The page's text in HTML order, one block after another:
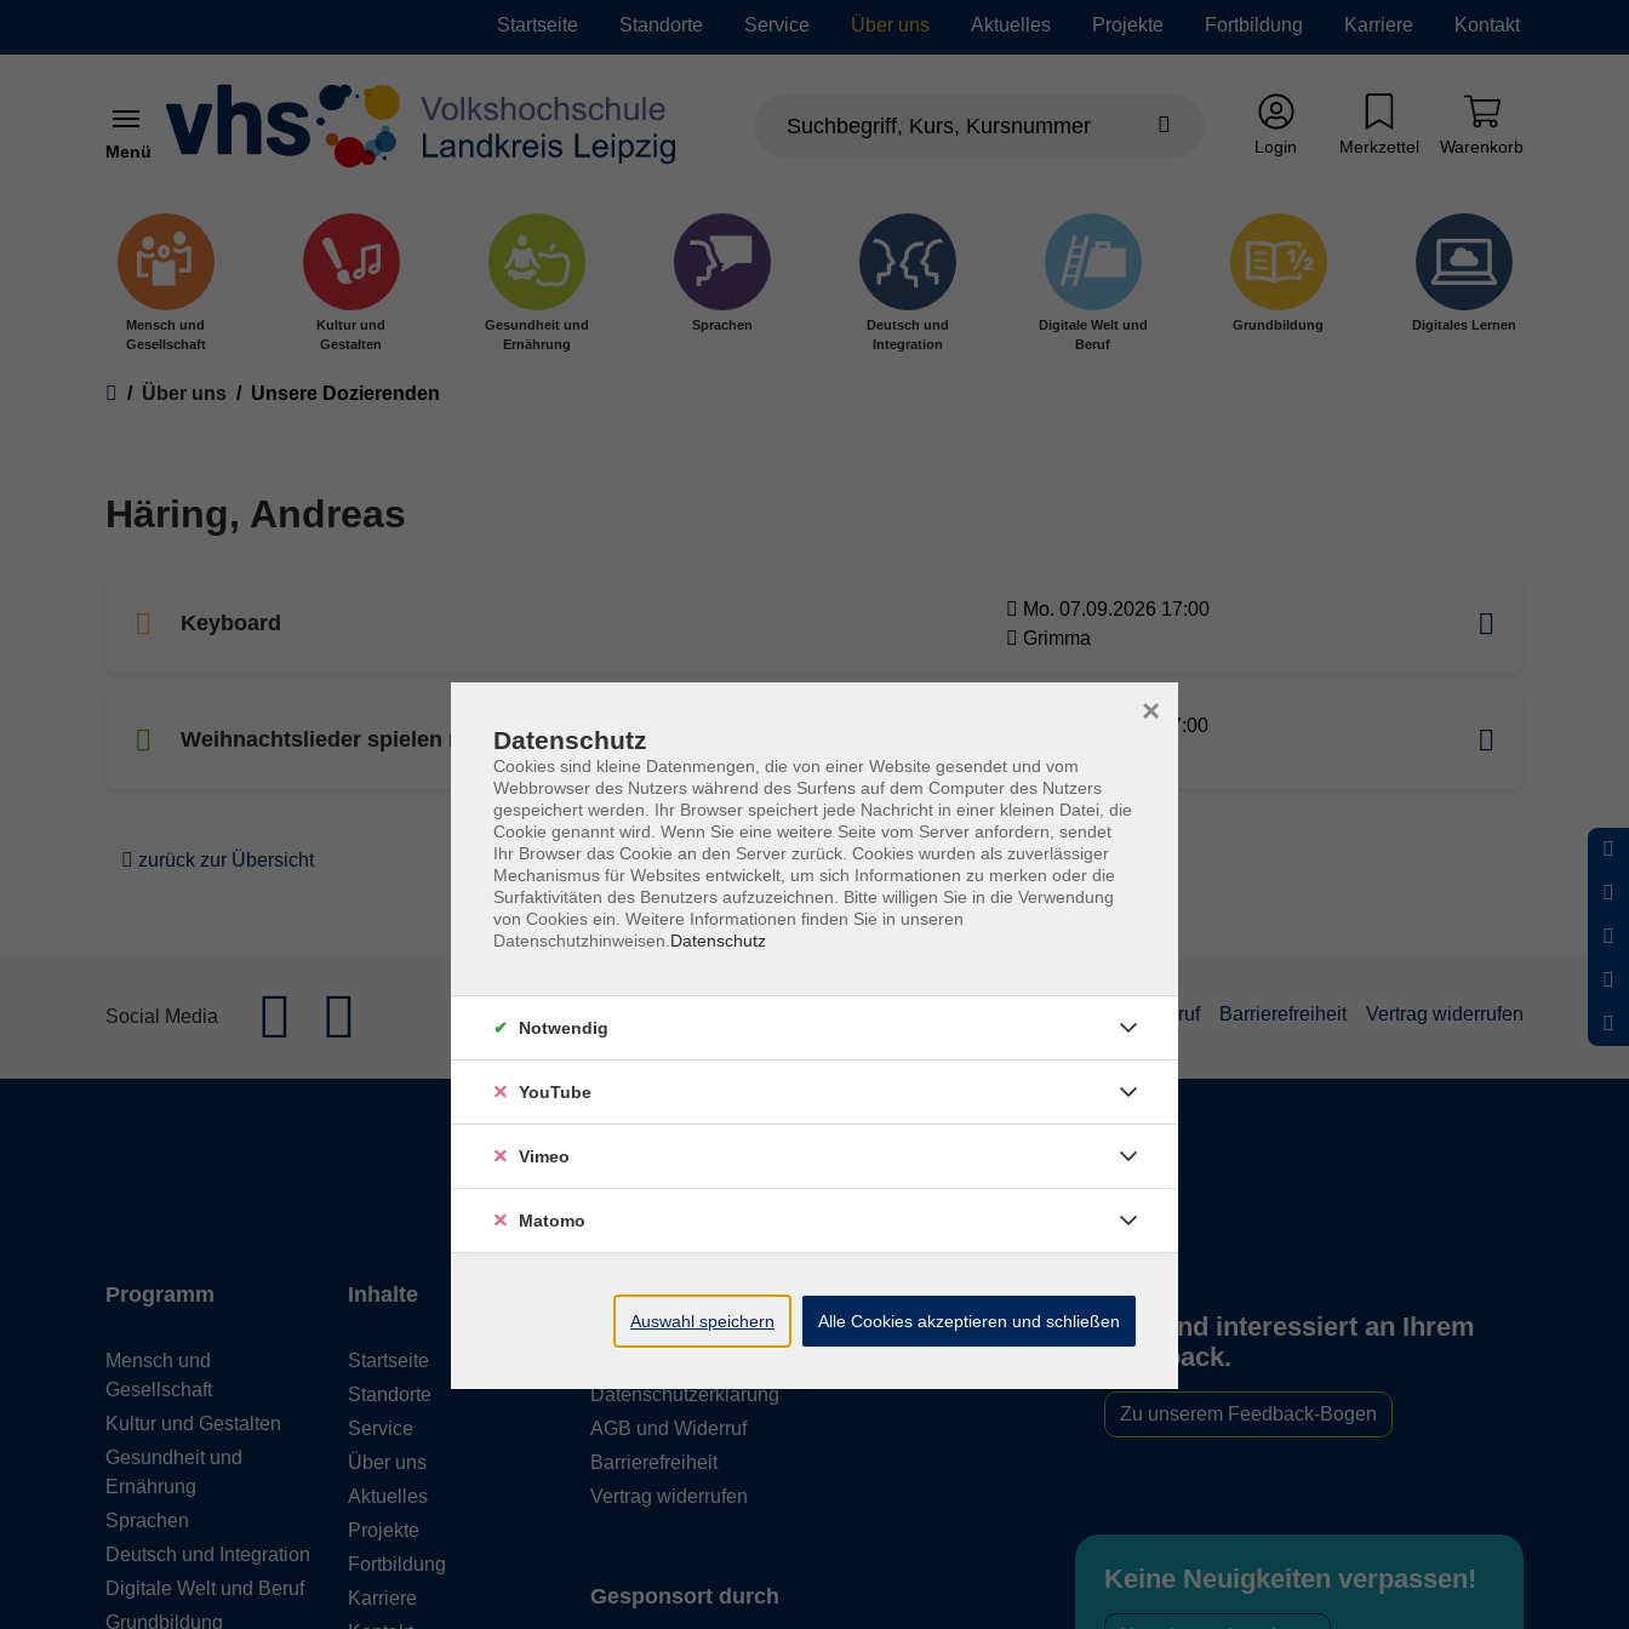
Startseite Standorte Service Über uns Aktuelles Projekte Fortbildung Karriere Kontakt
Menü Login Merkzettel Warenkorb
Mensch und
Gesellschaft
Kultur und
Gestalten
Gesundheit und
Ernährung
Sprachen
Deutsch und
Integration
Digitale Welt und
Beruf
Grundbildung Digitales Lernen
Sie sind hier:
Über uns Unsere Dozierenden
Häring, Andreas
Keyboard
Mo. 07.09.2026 17:00
Grimma
Weihnachtslieder spielen mit dem Keyboard
Mo. 09.11.2026 17:00
zurück zur Übersicht
Social Media AGB und Widerruf Barrierefreiheit Vertrag widerrufen
Programm
Mensch und
Gesellschaft
Kultur und Gestalten
Gesundheit und
Ernährung
Sprachen
Deutsch und Integration
Digitale Welt und Beruf
Grundbildung
Inhalte
Startseite
Standorte
Service
Über uns
Aktuelles
Projekte
Fortbildung
Karriere
Rechtliches
Datenschutzerklärung
AGB und Widerruf
Barrierefreiheit
Vertrag widerrufen
Gesponsort durch
Wir sind interessiert an Ihrem
Feedback.
Zu unserem Feedback-Bogen
Keine Neuigkeiten verpassen!
Datenschutz
Cookies sind kleine Datenmengen, die von einer Website gesendet und vom
Webbrowser des Nutzers während des Surfens auf dem Computer des Nutzers
gespeichert werden. Ihr Browser speichert jede Nachricht in einer kleinen Datei, die
Cookie genannt wird. Wenn Sie eine weitere Seite vom Server anfordern, sendet
Ihr Browser das Cookie an den Server zurück. Cookies wurden als zuverlässiger
Mechanismus für Websites entwickelt, um sich Informationen zu merken oder die
Surfaktivitäten des Benutzers aufzuzeichnen. Bitte willigen Sie in die Verwendung
von Cookies ein. Weitere Informationen finden Sie in unseren
Datenschutzhinweisen. Datenschutz
×
Notwendig
YouTube
Vimeo
Matomo
Auswahl speichern Alle Cookies akzeptieren und schließen